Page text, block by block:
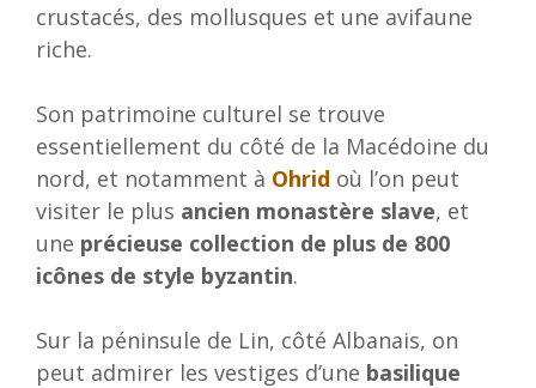
crustacés, des mollusques et une avifaune
riche.
Son patrimoine culturel se trouve
essentiellement du côté de la Macédoine du
nord, et notamment à Ohrid où l’on peut
visiter le plus ancien monastère slave, et
une précieuse collection de plus de 800
icônes de style byzantin.
Sur la péninsule de Lin, côté Albanais, on
peut admirer les vestiges d’une basilique